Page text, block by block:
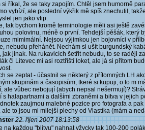
si říkal, že se taky zapojím. Chtěl jsem humorně
vybízí, ale poslední výkřik mě spíš znechutil,
jen jako vtip.
tak bychom kromě terminologie měli asi ještě
polovinu, méně o první. Tehdejší pěšák, který
mimimální. Nejsou výjimkou jen bojovníci v
nebudu přehánět. Nechám si ušít burgundský
jak jinak. Na rukavicích šetřit nebudu, to se raději
či Litevec mi asi roztříští loket, ale já si přitom
se zeptat - účastnil se některý z přítomných LH
skupinám a časopisům, tkeré si kupuji, o to m
ale vůbec nebojují (abych nepsal nešermují)?
s halapartnami a dalšími zbraněmi a bitva v jejich
zaujmou malebné pozice pro fotografa a
ale to jsou mi milejší plechy od Vlastíka (mám a
22. říjen 2007 18:13:58
na každou "blitvu" nahnat vžycky tak 100-200